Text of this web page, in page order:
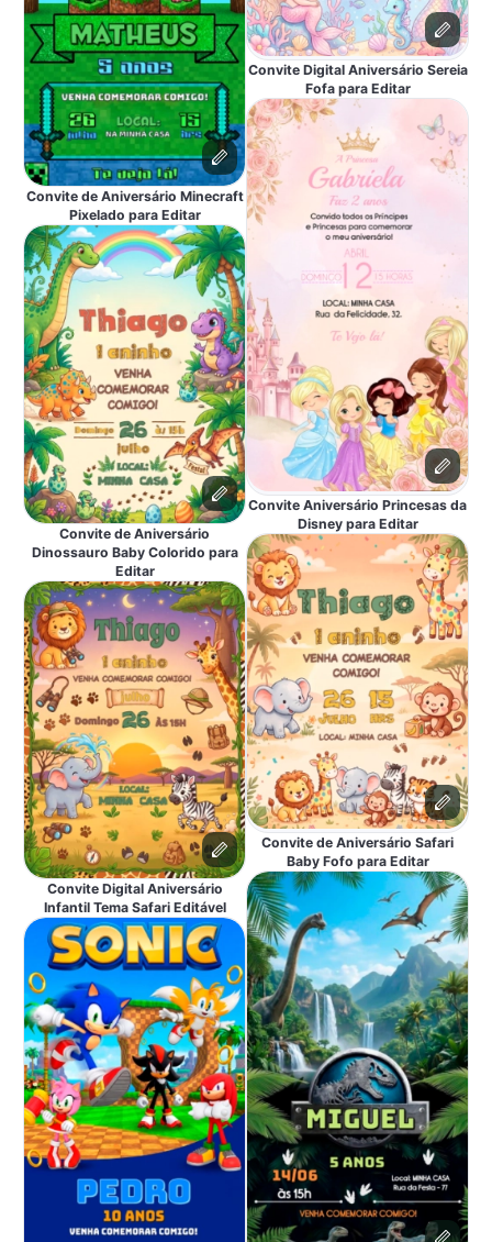
Convite de Aniversário Minecraft
Pixelado para Editar
Convite de Aniversário
Dinossauro Baby Colorido para
Editar
Convite Digital Aniversário
Infantil Tema Safari Editável
Convite Digital Aniversário Sereia
Fofa para Editar
Convite Aniversário Princesas da
Disney para Editar
Convite de Aniversário Safari
Baby Fofo para Editar